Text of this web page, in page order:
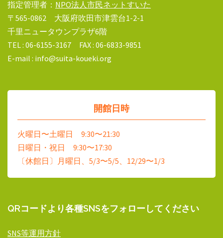
指定管理者： NPO法人市民ネットすいた
〒565-0862 大阪府吹田市津雲台1-2-1
千里ニュータウンプラザ6階
TEL : 06-6155-3167 FAX : 06-6833-9851
E-mail : info@suita-koueki.org
開館日時
火曜日〜土曜日 9:30〜21:30
日曜日・祝日 9:30〜17:30
〔休館日〕月曜日、5/3〜5/5、12/29〜1/3
QRコードより各種SNSをフォローしてください
SNS等運用方針